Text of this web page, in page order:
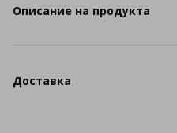
Описание на продукта
Доставка